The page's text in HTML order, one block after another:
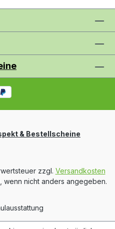
& Bestellscheine
zzgl. Versandkosten
wenn nicht anders angegeben.